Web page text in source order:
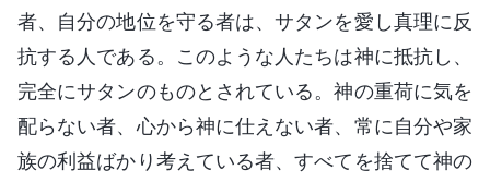
者、自分の地位を守る者は、サタンを愛し真理に反
抗する人である。このような人たちは神に抵抗し、
完全にサタンのものとされている。神の重荷に気を
配らない者、心から神に仕えない者、常に自分や家
族の利益ばかり考えている者、すべてを捨てて神の